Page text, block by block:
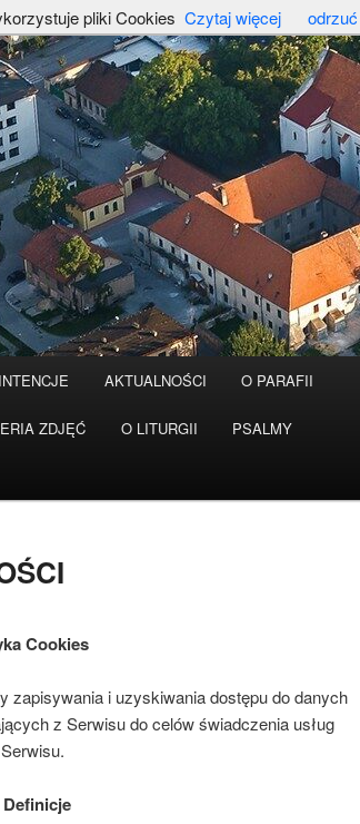
INTENCJE AKTUALNOŚCI O PARAFII
ZDJĘĆ O LITURGII PSALMY
Cookies
zapisywania i uzyskiwania dostępu do danych
z Serwisu do celów świadczenia usług
Definicje
pliki Cookies Czytaj więcej odrzuć